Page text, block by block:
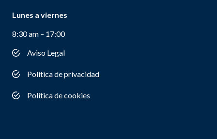
Lunes a viernes
8:30 am – 17:00
Aviso Legal
Política de privacidad
Política de cookies